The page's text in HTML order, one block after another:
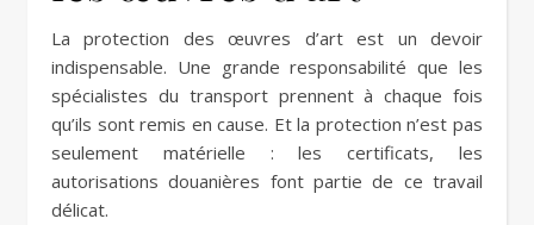
La protection des œuvres d’art est un devoir
indispensable. Une grande responsabilité que les
spécialistes du transport prennent à chaque fois
qu’ils sont remis en cause. Et la protection n’est pas
seulement matérielle : les certificats, les
autorisations douanières font partie de ce travail
délicat.